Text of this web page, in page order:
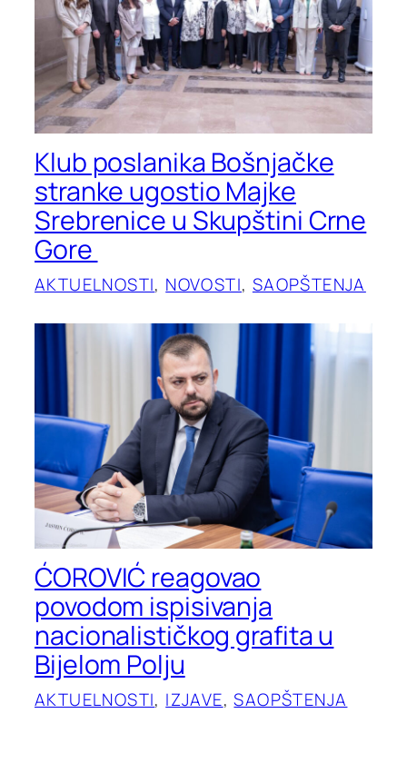
Klub poslanika Bošnjačke
stranke ugostio Majke
Srebrenice u Skupštini Crne
Gore
AKTUELNOSTI, NOVOSTI, SAOPŠTENJA
ĆOROVIĆ reagovao
povodom ispisivanja
nacionalističkog grafita u
Bijelom Polju
AKTUELNOSTI, IZJAVE, SAOPŠTENJA